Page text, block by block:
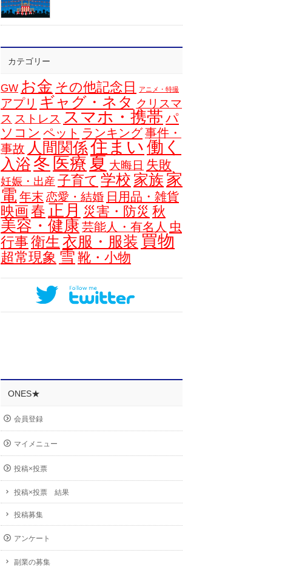
カテゴリー
GW お金 その他記念日 アニメ・特撮
アプリ ギャグ・ネタ クリスマ
ス ストレス スマホ・携帯 パ
ソコン ペット ランキング事件・
事故 人間関係住まい働く
入浴 冬 医療夏 大晦日 失敗
妊娠・出産 子育て 学校 家族 家
電 年末 恋愛・結婚 日用品・雑貨
映画春 正月 災害・防災 秋
美容・健康 芸能人・有名人 虫
行事衛生 衣服・服装 買物
超常現象 雪 靴・小物
ONES★
会員登録
マイメニュー
投稿×投票
投稿×投票 結果
投稿募集
アンケート
副業の募集